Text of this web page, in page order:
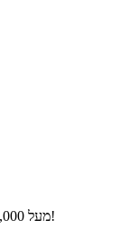
מעל 10,000 מוצרים ומאכלים במאגר עם ערכים תזונתיים!